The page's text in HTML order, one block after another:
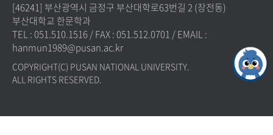
[46241] 부산광역시 금정구 부산대학로63번길 2 (장전동)
부산대학교 한문학과
TEL : 051.510.1516/FAX : 051.512.0701 /EMAIL :
hanmun1989@pusan.ac.kr
COPYRIGHT(C) PUSAN NATIONAL UNIVERSITY.
ALL RIGHTS RESERVED.